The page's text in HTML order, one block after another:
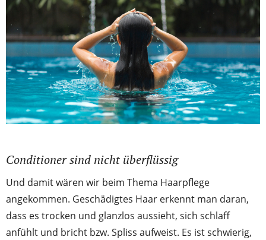
Conditioner sind nicht überflüssig
Und damit wären wir beim Thema Haarpflege
angekommen. Geschädigtes Haar erkennt man daran,
dass es trocken und glanzlos aussieht, sich schlaff
anfühlt und bricht bzw. Spliss aufweist. Es ist schwierig,